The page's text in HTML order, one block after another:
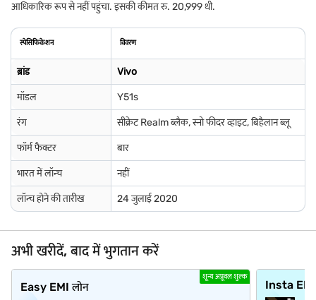
आधिकारिक रूप से नहीं पहुंचा. इसकी कीमत रु. 20,999 थी.
स्पेसिफिकेशन विवरण
ब्रांड Vivo
मॉडल Y51s
रंग सीक्रेट Realm ब्लैक, स्नो फीदर व्हाइट, बिहैलान ब्लू
फॉर्म फैक्टर बार
भारत में लॉन्च नहीं
लॉन्च होने की तारीख 24 जुलाई 2020
अभी खरीदें, बाद में भुगतान करें
शून्य अप्रूवल शुल्क
Easy EMI लोन Insta